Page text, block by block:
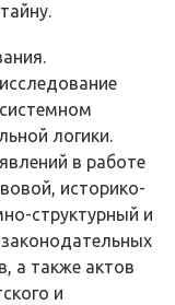
логики.
в работе
историко­
структурный и
а также ак­тов
и